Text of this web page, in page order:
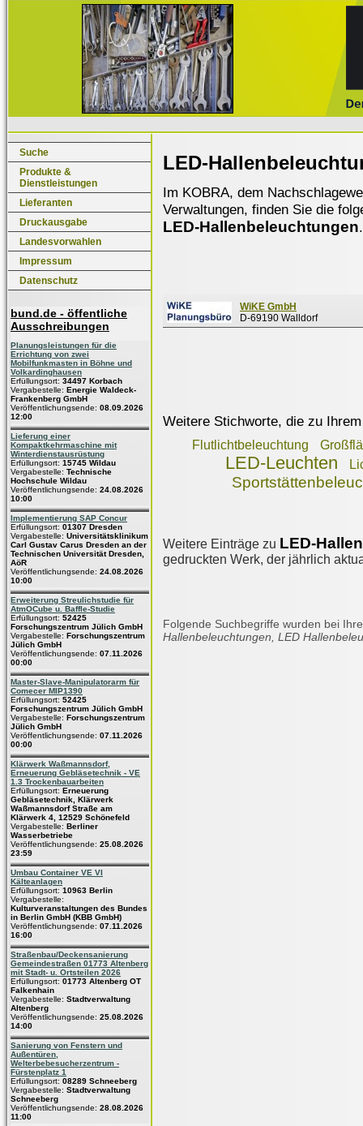
Suche
Produkte &
Dienstleistungen
Lieferanten
Druckausgabe
Landesvorwahlen
Impressum
Datenschutz
bund.de - öffentliche
Ausschreibungen
Planungsleistungen für die
Errichtung von zwei
Mobilfunkmasten in Böhne und
Volkardinghausen
Erfüllungsort: 34497 Korbach
Vergabestelle: Energie Waldeck-
Frankenberg GmbH
Veröffentlichungsende: 08.09.2026
12:00
Lieferung einer
Kompaktkehrmaschine mit
Winterdienstausrüstung
Erfüllungsort: 15745 Wildau
Vergabestelle: Technische
Hochschule Wildau
Veröffentlichungsende: 24.08.2026
10:00
Implementierung SAP Concur
Erfüllungsort: 01307 Dresden
Vergabestelle: Universitätsklinikum
Carl Gustav Carus Dresden an der
Technischen Universität Dresden,
AöR
Veröffentlichungsende: 24.08.2026
10:00
Erweiterung Streulichstudie für
AtmOCube u. Baffle-Studie
Erfüllungsort: 52425
Forschungszentrum Jülich GmbH
Vergabestelle: Forschungszentrum
Jülich GmbH
Veröffentlichungsende: 07.11.2026
00:00
Master-Slave-Manipulatorarm für
Comecer MIP1390
Erfüllungsort: 52425
Forschungszentrum Jülich GmbH
Vergabestelle: Forschungszentrum
Jülich GmbH
Veröffentlichungsende: 07.11.2026
00:00
Klärwerk Waßmannsdorf,
Erneuerung Gebläsetechnik - VE
1.3 Trockenbauarbeiten
Erfüllungsort: Erneuerung
Gebläsetechnik, Klärwerk
Waßmannsdorf Straße am
Klärwerk 4, 12529 Schönefeld
Vergabestelle: Berliner
Wasserbetriebe
Veröffentlichungsende: 25.08.2026
23:59
Umbau Container VE VI
Kälteanlagen
Erfüllungsort: 10963 Berlin
Vergabestelle:
Kulturveranstaltungen des Bundes
in Berlin GmbH (KBB GmbH)
Veröffentlichungsende: 07.11.2026
16:00
Straßenbau/Deckensanierung
Gemeindestraßen 01773 Altenberg
mit Stadt- u. Ortsteilen 2026
Erfüllungsort: 01773 Altenberg OT
Falkenhain
Vergabestelle: Stadtverwaltung
Altenberg
Veröffentlichungsende: 25.08.2026
14:00
Sanierung von Fenstern und
Außentüren,
Welterbebesucherzentrum -
Fürstenplatz 1
Erfüllungsort: 08289 Schneeberg
Vergabestelle: Stadtverwaltung
Schneeberg
Veröffentlichungsende: 28.08.2026
11:00
LED-
Im KOBRA, dem
Verwaltungen, finden Sie die
LED-Hallenbeleuchtungen.
WiKE GmbH
D-69190 Walldorf
Weitere Stichworte, die zu
Flutlichtbeleuchtung
LED-Leuchten
Weitere Einträge zu LED-
gedruckten Werk, der jährlich
Folgende Suchbegriffe wurden bei
Hallenbeleuchtungen, LED